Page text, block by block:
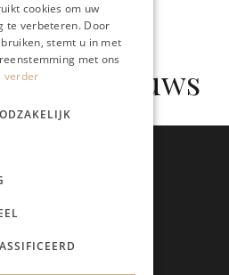
nieuws
cookies om uw
te verbeteren. Door
stemt u in met
met ons
verder